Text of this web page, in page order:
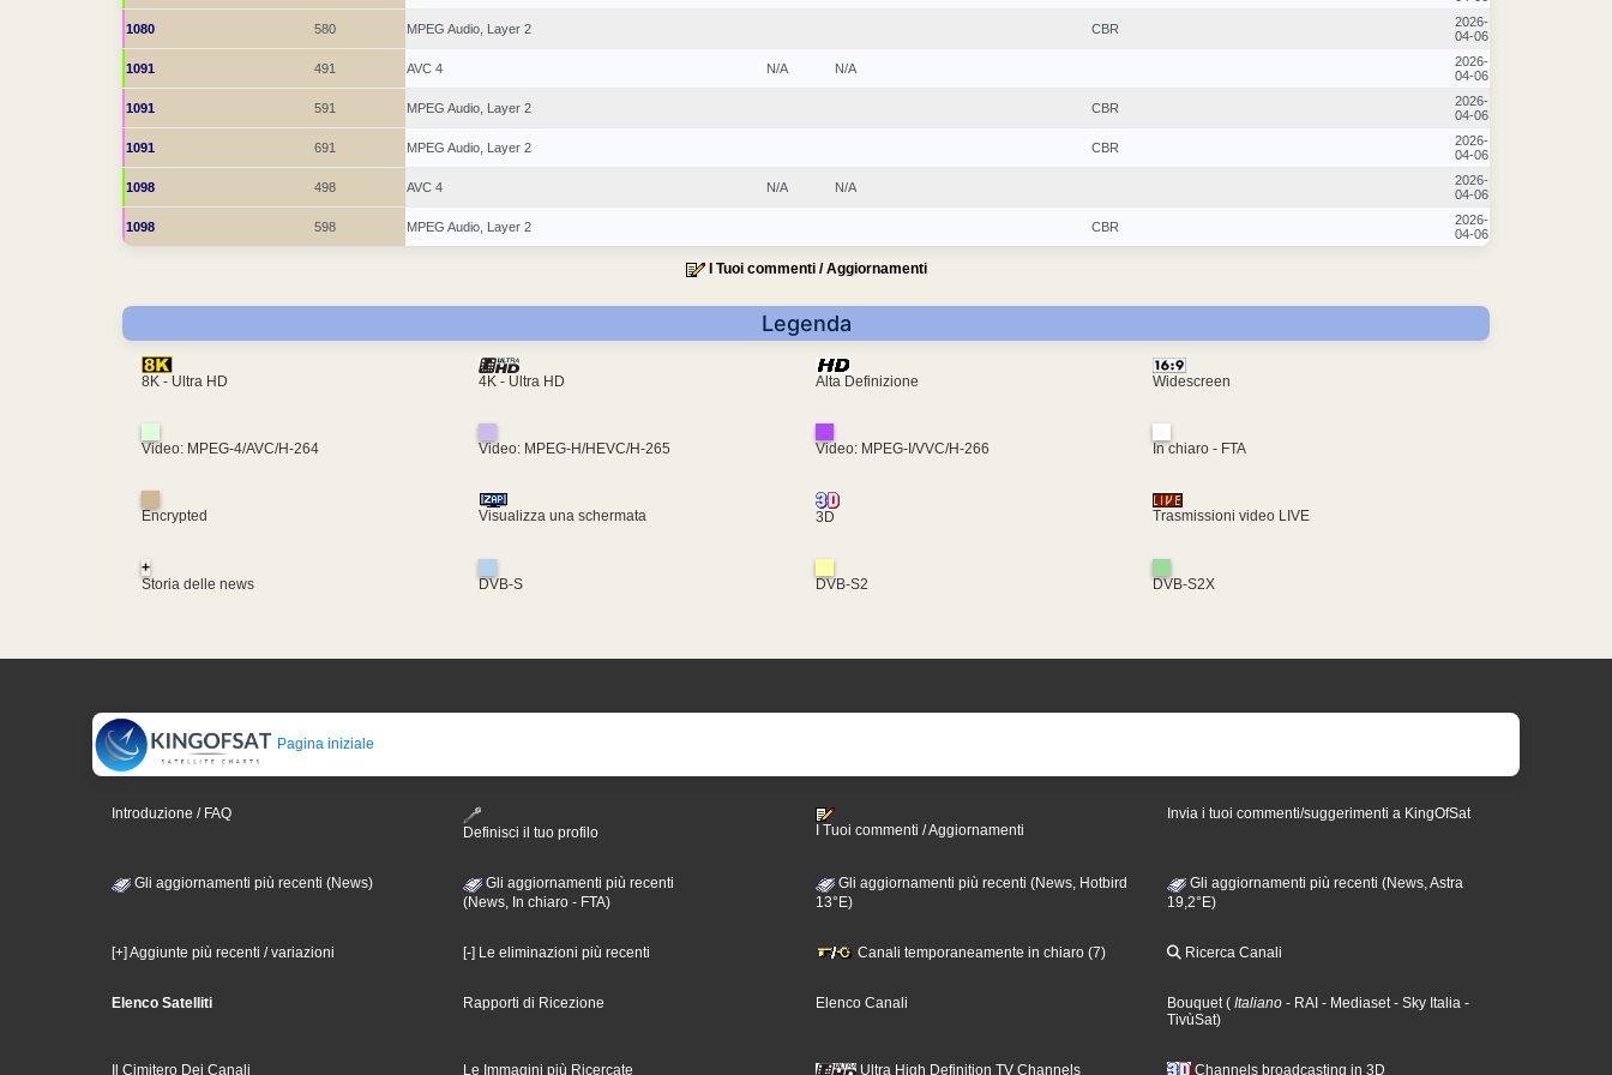
1080 580 MPEG Audio, Layer 2 CBR
2026-
04-06
1091 491 AVC 4 N/A N/A
2026-
04-06
1091 591 MPEG Audio, Layer 2 CBR
2026-
04-06
1091 691 MPEG Audio, Layer 2 CBR
2026-
04-06
1098 498 AVC 4 N/A N/A
2026-
04-06
1098 598 MPEG Audio, Layer 2 CBR
2026-
04-06
I Tuoi commenti / Aggiornamenti
Legenda
8K - Ultra HD 4K - Ultra HD Alta Definizione Widescreen
Video: MPEG-4/AVC/H-264 Video: MPEG-H/HEVC/H-265 Video: MPEG-I/VVC/H-266 In chiaro - FTA
Encrypted Visualizza una schermata 3D Trasmissioni video LIVE
+
Storia delle news
DVB-S DVB-S2 DVB-S2X
Pagina iniziale
Introduzione / FAQ
Definisci il tuo profilo
I Tuoi commenti / Aggiornamenti
Invia i tuoi commenti/suggerimenti a KingOfSat
Gli aggiornamenti più recenti (News)
Gli aggiornamenti più recenti
(News, In chiaro - FTA)
Gli aggiornamenti più recenti (News, Hotbird
13°E)
Gli aggiornamenti più recenti (News, Astra
19,2°E)
[+] Aggiunte più recenti / variazioni [-] Le eliminazioni più recenti Canali temporaneamente in chiaro (7) Ricerca Canali
Elenco Satelliti Rapporti di Ricezione Elenco Canali Bouquet ( Italiano - RAI - Mediaset - Sky Italia -
TivùSat)
Il Cimitero Dei Canali Le Immagini più Ricercate Ultra High Definition TV Channels Channels broadcasting in 3D